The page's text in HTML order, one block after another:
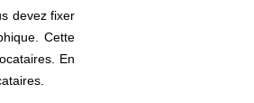
devez fixer
Cette
En